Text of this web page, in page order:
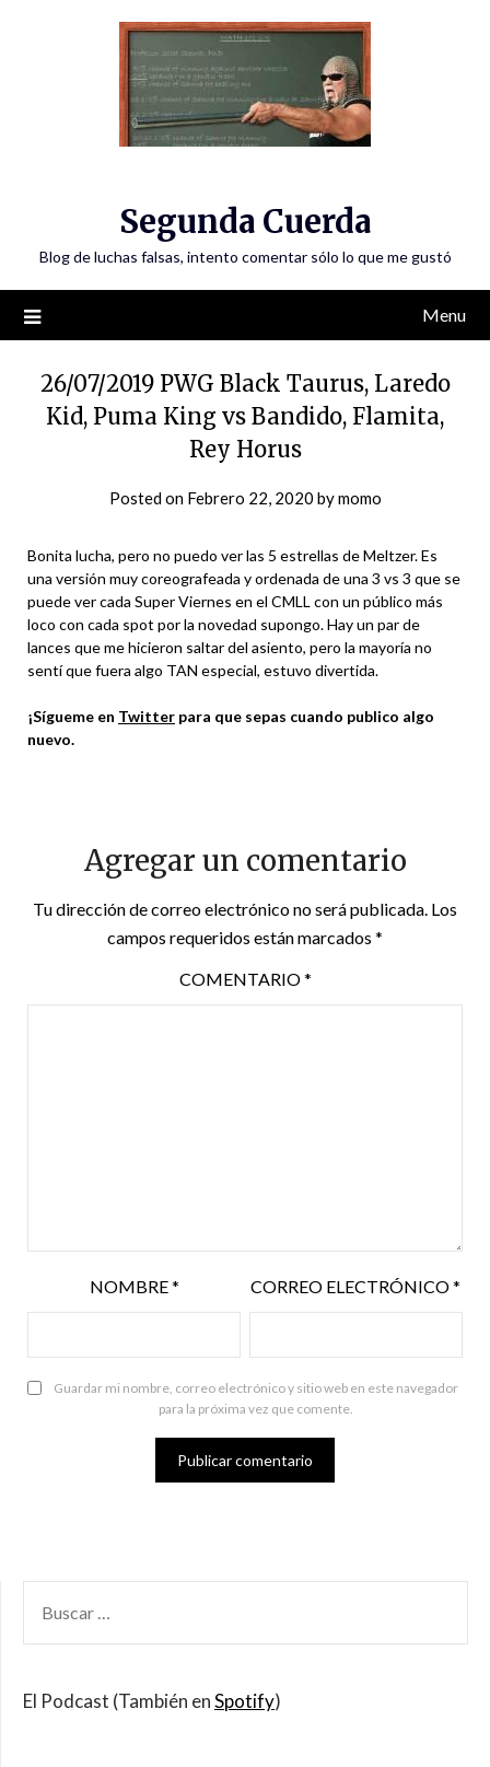
Segunda Cuerda
Blog de luchas falsas, intento comentar sólo lo que me gustó
Menu
26/07/2019 PWG Black Taurus, Laredo
Kid, Puma King vs Bandido, Flamita,
Rey Horus
Posted on Febrero 22, 2020 bymomo
Bonita lucha, pero no puedo ver las 5 estrellas de Meltzer. Es
una versión muy coreografeada y ordenada de una 3 vs 3 que se
puede ver cada Super Viernes en el CMLL con un público más
loco con cada spot por la novedad supongo. Hay un par de
lances que me hicieron saltar del asiento, pero la mayoría no
sentí que fuera algo TAN especial, estuvo divertida.
¡Sígueme en Twitter para que sepas cuando publico algo
nuevo.
Agregar un comentario
Tu dirección de correo electrónico no será publicada. Los
campos requeridos están marcados *
COMENTARIO*
NOMBRE* CORREO ELECTRÓNICO*
Guardar mi nombre, correo electrónico y sitio web en este navegador
para la próxima vez que comente.
POR:
El Podcast (También enSpotify)